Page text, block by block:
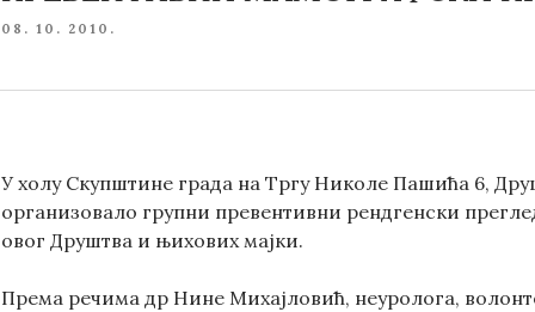
POSTED
08. 10. 2010.
У холу Скупштине града на Тргу Николе Пашића 6,
организовало групни превентивни рендгенски
овог Друштва и њихових мајки.
Према речима др Нине Михајловић, неуролога,